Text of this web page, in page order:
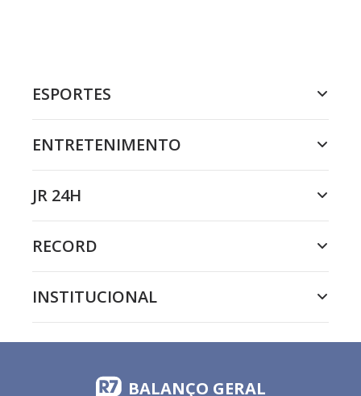
ESPORTES
ENTRETENIMENTO
JR 24H
RECORD
INSTITUCIONAL
BALANÇO GERAL